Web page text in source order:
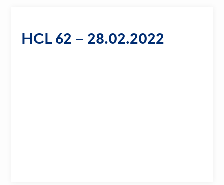
HCL 62 – 28.02.2022